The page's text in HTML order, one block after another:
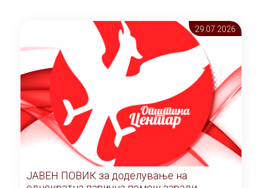
29.07 2026
ЈАВЕН ПОВИК за доделување на